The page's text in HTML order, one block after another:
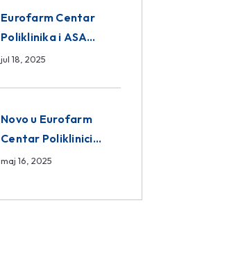
Eurofarm Centar
Poliklinika i ASA
CENTRAL osiguranje
BiH
jul 18, 2025
Novo u Eurofarm
Centar Poliklinici
Tuzla – opća, dječija i
hirurgija
maj 16, 2025